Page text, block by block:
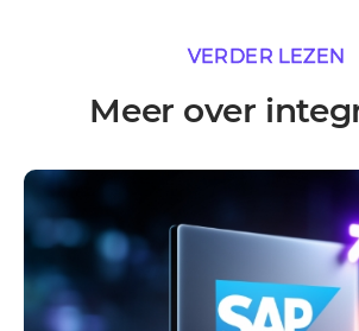
VERDER LEZEN
Meer over